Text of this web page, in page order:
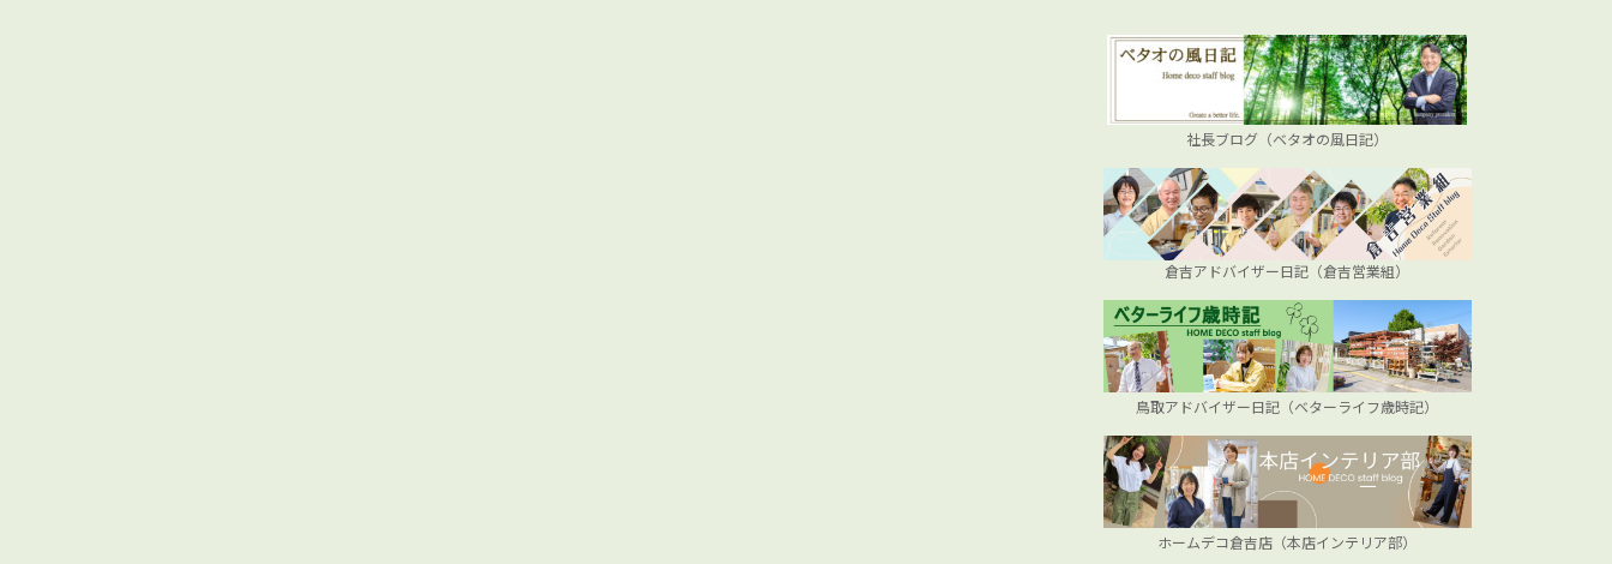
社長ブログ（ベタオの風日記）
倉吉アドバイザー日記（倉吉営業組）
鳥取アドバイザー日記（ベターライフ歳時記）
ホームデコ倉吉店（本店インテリア部）